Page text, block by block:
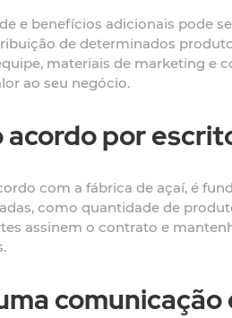
e benefícios adicionais pode
de determinados
materiais de marketing e
ao seu negócio.
acordo por
com a fábrica de açaí, é
como quantidade de
assinem o contrato e